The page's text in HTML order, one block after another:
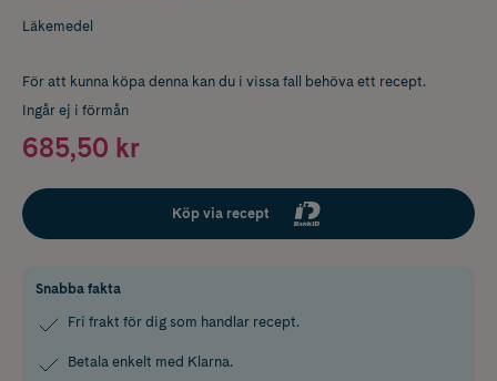
Läkemedel
För att kunna köpa denna kan du i vissa fall behöva ett recept.
Ingår ej i förmån
685,50 kr
Köp via recept
Snabba fakta
Fri frakt för dig som handlar recept.
Betala enkelt med Klarna.